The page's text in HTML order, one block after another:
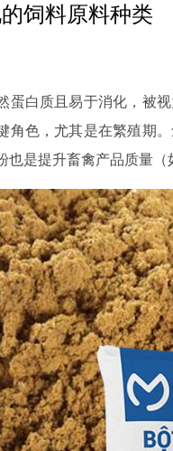
饲料原料种类
蛋白质且易于消化，被
角色，尤其是在繁殖期
也是提升畜禽产品质量